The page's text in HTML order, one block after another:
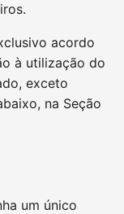
acordo
à utilização do
exceto
na Seção
um único